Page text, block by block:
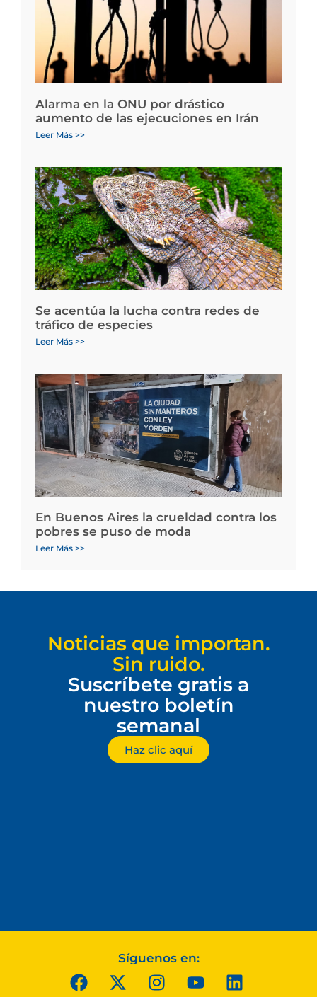
Alarma en la ONU por drástico
aumento de las ejecuciones en Irán
Leer Más >>
Se acentúa la lucha contra redes de
tráfico de especies
Leer Más >>
En Buenos Aires la crueldad contra los
pobres se puso de moda
Leer Más >>
Noticias que importan.
Sin ruido.
Suscríbete gratis a
nuestro boletín
semanal
Haz clic aquí
Síguenos en: